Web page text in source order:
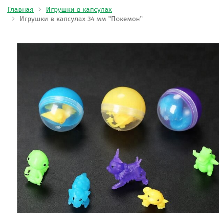
Главная
Игрушки в капсулах
Игрушки в капсулах 34 мм "Покемон"